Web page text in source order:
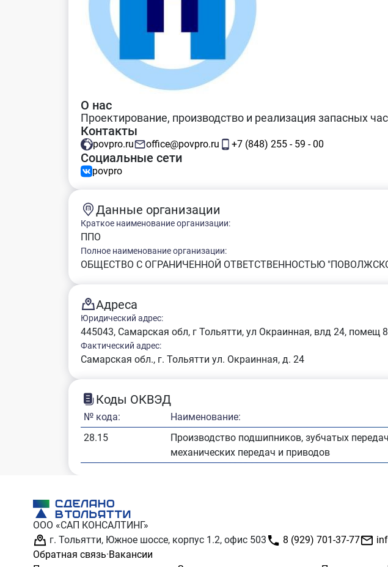
О нас
Проектирование, производство и реализация запасных
Контакты
povpro.ru office@povpro.ru +7 (848) 255 - 59 - 00
Социальные сети
povpro
Данные организации
Краткое наименование организации:
ППО
Полное наименование организации:
ОБЩЕСТВО С ОГРАНИЧЕННОЙ ОТВЕТСТВЕННОСТЬЮ
Адреса
Юридический адрес:
445043, Самарская обл, г Тольятти, ул Окраинная, влд 24, помещ 8
Фактический адрес:
Самарская обл., г. Тольятти ул. Окраинная, д. 24
Коды ОКВЭД
№ кода:
Наименование:
28.15
Производство подшипников, зубчатых
механических передач и приводов
ООО «САП КОНСАЛТИНГ»
г. Тольятти, Южное шоссе, корпус 1.2, офис 503
8 (929) 701-37-77
Обратная связь·Вакансии